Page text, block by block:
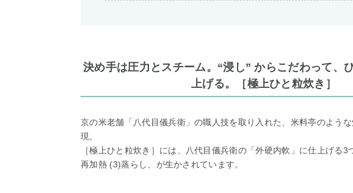
決め手は圧力とスチーム。“浸し” からこだわって、
上げる。［極上ひと粒炊き］
京の米老舗「八代目儀兵衛」の職人技を取り入れた、米料亭のよう
現。
［極上ひと粒炊き］には、八代目儀兵衛の「外硬内軟」に仕上げる
再加熱 (3)蒸らし、が生かされています。